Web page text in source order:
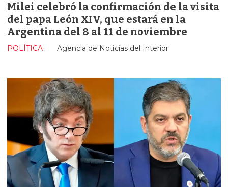
Milei celebró la confirmación de la visita
del papa León XIV, que estará en la
Argentina del 8 al 11 de noviembre
Agencia de Noticias del Interior
POLÍTICA